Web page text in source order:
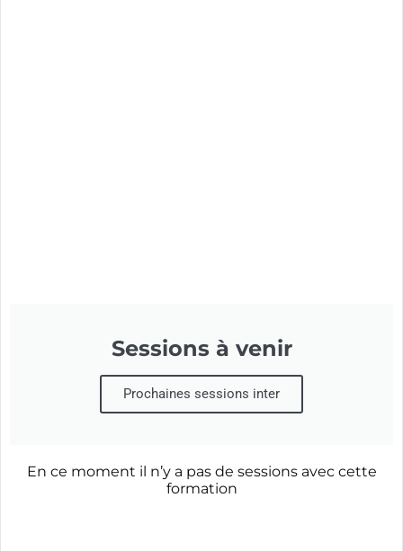
Sessions à venir
Prochaines sessions inter
En ce moment il n’y a pas de sessions avec cette
formation